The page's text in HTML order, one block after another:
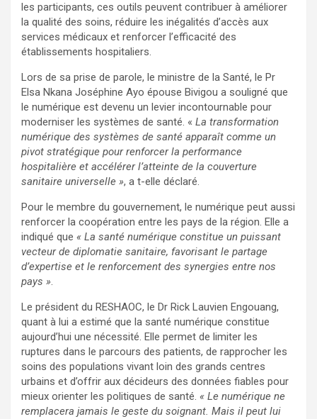
les participants, ces outils peuvent contribuer à améliorer
la qualité des soins, réduire les inégalités d’accès aux
services médicaux et renforcer l’efficacité des
établissements hospitaliers.
Lors de sa prise de parole, le ministre de la Santé, le Pr
Elsa Nkana Joséphine Ayo épouse Bivigou a souligné que
le numérique est devenu un levier incontournable pour
moderniser les systèmes de santé. « La transformation
numérique des systèmes de santé apparaît comme un
pivot stratégique pour renforcer la performance
hospitalière et accélérer l’atteinte de la couverture
sanitaire universelle », a t-elle déclaré.
Pour le membre du gouvernement, le numérique peut aussi
renforcer la coopération entre les pays de la région. Elle a
indiqué que « La santé numérique constitue un puissant
vecteur de diplomatie sanitaire, favorisant le partage
d’expertise et le renforcement des synergies entre nos
pays ».
Le président du RESHAOC, le Dr Rick Lauvien Engouang,
quant à lui a estimé que la santé numérique constitue
aujourd’hui une nécessité. Elle permet de limiter les
ruptures dans le parcours des patients, de rapprocher les
soins des populations vivant loin des grands centres
urbains et d’offrir aux décideurs des données fiables pour
mieux orienter les politiques de santé. « Le numérique ne
remplacera jamais le geste du soignant. Mais il peut lui